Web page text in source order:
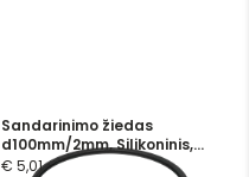
Sandarinimo žiedas
d100mm/2mm, Silikoninis,
skaidrus
€ 5,01